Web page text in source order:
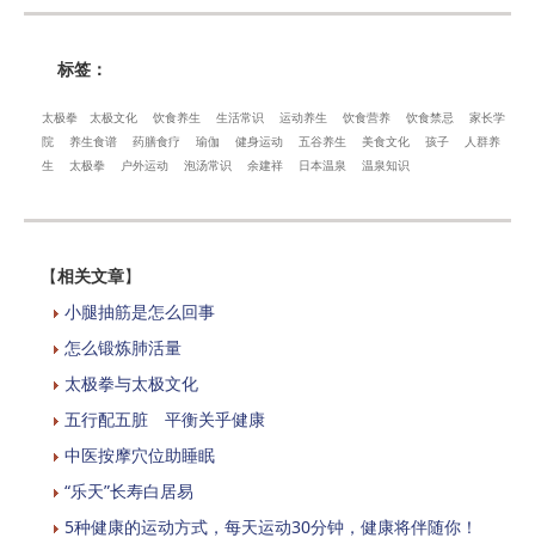
标签：
太极拳 太极文化 饮食养生 生活常识 运动养生 饮食营养 饮食禁忌
家长学
院
养生食谱 药膳食疗 瑜伽 健身运动 五谷养生 美食文化 孩子
人群养
生
太极拳 户外运动 泡汤常识 余建祥 日本温泉 温泉知识
【相关文章】
小腿抽筋是怎么回事
怎么锻炼肺活量
太极拳与太极文化
五行配五脏 平衡关乎健康
中医按摩穴位助睡眠
“乐天”长寿白居易
5种健康的运动方式，每天运动30分钟，健康将伴随你！